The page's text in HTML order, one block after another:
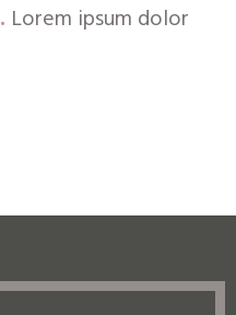
. Lorem ipsum dolor